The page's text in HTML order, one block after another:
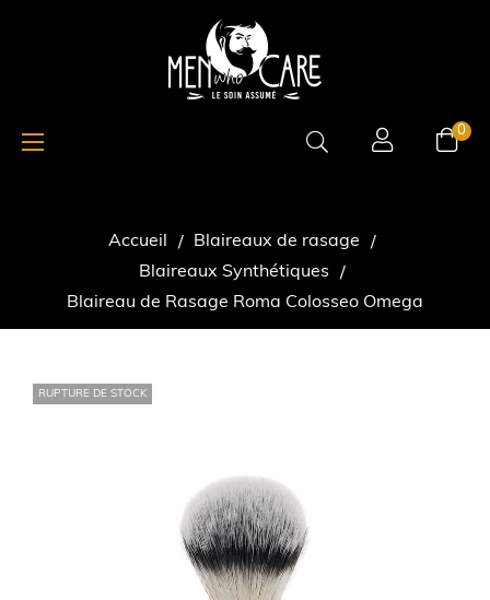
0
Basculer
la
☰
Accueil
Blaireaux de rasage
Blaireaux Synthétiques
Blaireau de Rasage Roma Colosseo Omega
RUPTURE DE STOCK